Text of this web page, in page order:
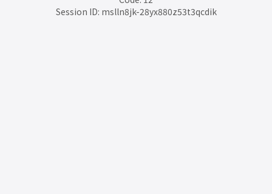
Session ID: mslln8jk-28yx880z53t3qcdik